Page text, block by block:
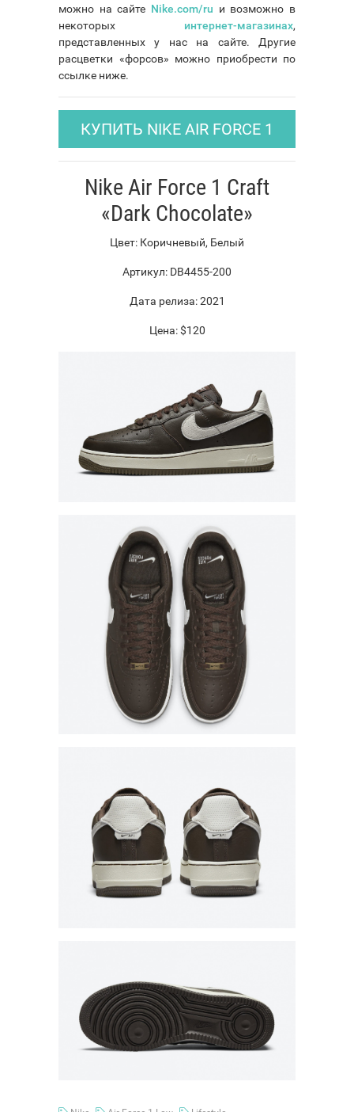
можно на сайте Nike.com/ru и возможно в
некоторых интернет-магазинах,
представленных у нас на сайте. Другие
расцветки «форсов» можно приобрести по
ссылке ниже.
КУПИТЬ NIKE AIR FORCE 1
Nike Air Force 1 Craft
«Dark Chocolate»
Цвет: Коричневый, Белый
Артикул: DB4455-200
Дата релиза: 2021
Цена: $120